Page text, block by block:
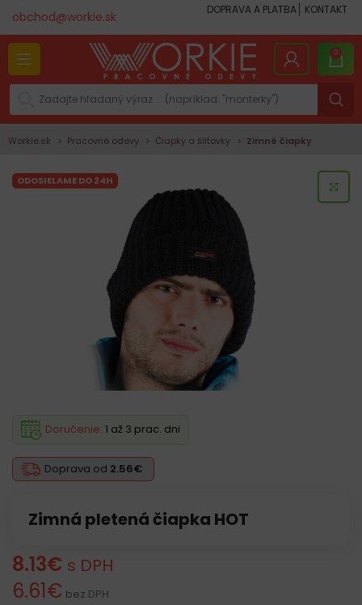
obchod@workie.sk DOPRAVA A PLATBA KONTAKT
0
Workie.sk Pracovné odevy Čiapky a šiltovky Zimné čiapky
ODOSIELAME DO 24H
Zimná pletená čiapka HOT
Doprava od 2.56€
Doručenie: 1 až 3 prac. dni
8.13€ s DPH
6.61€ bez DPH